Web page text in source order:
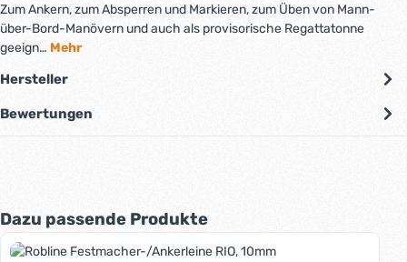
Zum Ankern, zum Absperren und Markieren, zum Üben von Mann-
über-Bord-Manövern und auch als provisorische Regattatonne
geeign… Mehr
Hersteller
Bewertungen
Produktgalerie überspringen
Dazu passende Produkte